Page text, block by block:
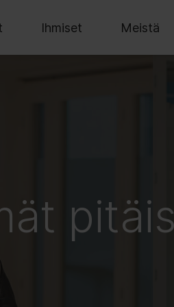
Ihmiset Meistä